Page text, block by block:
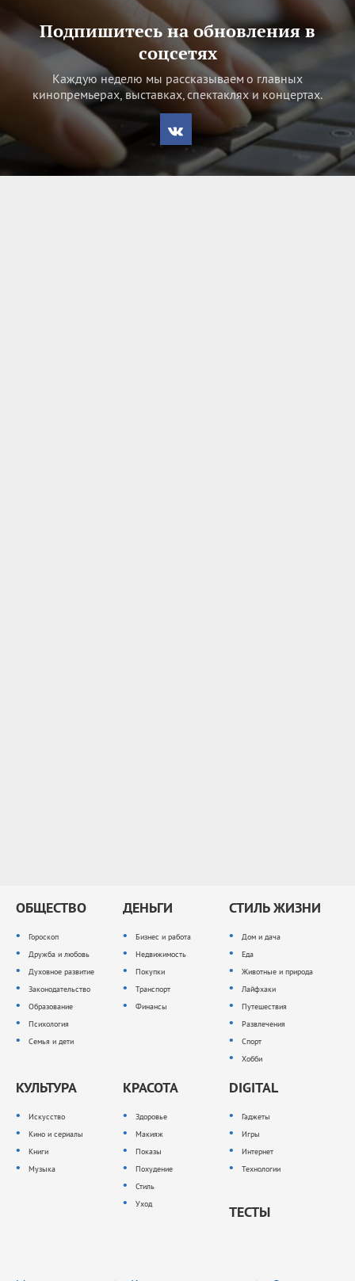
Подпишитесь на обновления в
соцсетях
Каждую неделю мы рассказываем о главных
кинопремьерах, выставках, спектаклях и концертах.
ОБЩЕСТВО
Гороскоп
Дружба и любовь
Духовное развитие
Законодательство
Образование
Психология
Семья и дети
ДЕНЬГИ
Бизнес и работа
Недвижимость
Покупки
Транспорт
Финансы
СТИЛЬ ЖИЗНИ
Дом и дача
Еда
Животные и природа
Лайфхаки
Путешествия
Развлечения
Спорт
Хобби
КУЛЬТУРА
Искусство
Кино и сериалы
Книги
Музыка
КРАСОТА
Здоровье
Макияж
Показы
Похудение
Стиль
Уход
DIGITAL
Гаджеты
Игры
Интернет
Технологии
ТЕСТЫ